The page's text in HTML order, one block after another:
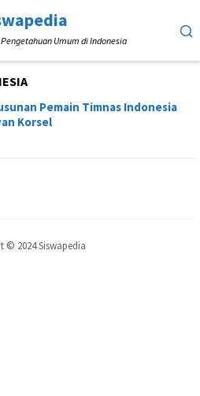
Umum di Indonesia
Pemain Timnas Indonesia
Korsel
© 2024 Siswapedia